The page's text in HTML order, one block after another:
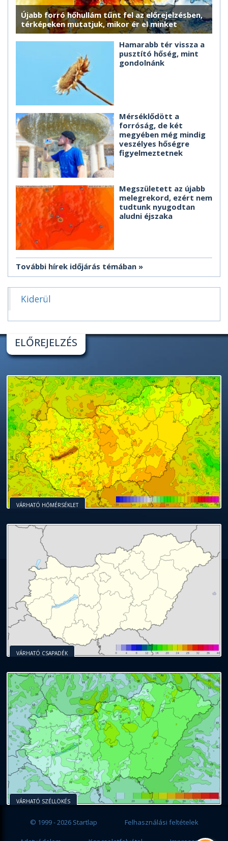
Újabb forró hőhullám tűnt fel az előrejelzésben,
térképeken mutatjuk, mikor ér el minket
Hamarabb tér vissza a
pusztító hőség, mint
gondolnánk
Mérséklődött a
forróság, de két
megyében még mindig
veszélyes hőségre
figyelmeztetnek
Megszületett az újabb
melegrekord, ezért nem
tudtunk nyugodtan
aludni éjszaka
További hírek időjárás témában
Kiderül
ELŐREJELZÉS
VÁRHATÓ HŐMÉRSÉKLET
VÁRHATÓ CSAPADÉK
VÁRHATÓ SZÉLLÖKÉS
© 1999 - 2026 Startlap Felhasználási feltételek